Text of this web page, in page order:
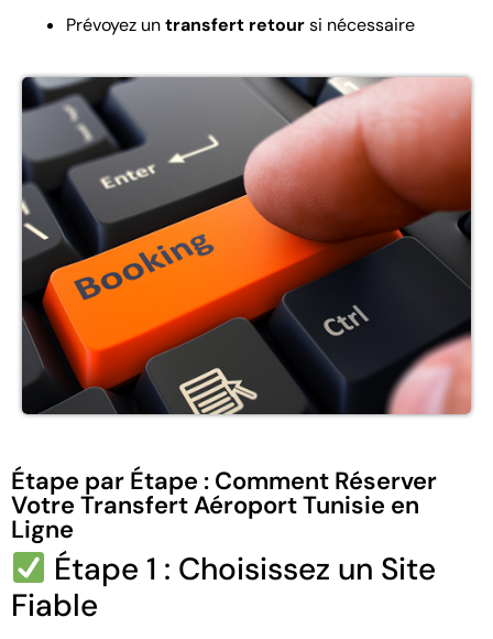
Prévoyez untransfert retoursi nécessaire
Étape par Étape : Comment Réserver
Votre Transfert Aéroport Tunisie en
Ligne
Étape 1 : Choisissez un Site
Fiable